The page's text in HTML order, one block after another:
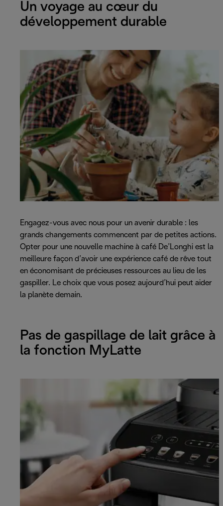
Un voyage au cœur du
développement durable
Engagez-vous avec nous pour un avenir durable : les
grands changements commencent par de petites actions.
Opter pour une nouvelle machine à café De’Longhi est la
meilleure façon d’avoir une expérience café de rêve tout
en économisant de précieuses ressources au lieu de les
gaspiller. Le choix que vous posez aujourd’hui peut aider
la planète demain.
Pas de gaspillage de lait grâce à
la fonction MyLatte